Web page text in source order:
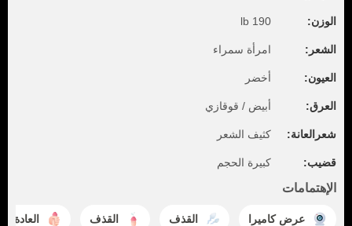
الوزن: 190 lb
الشعر: امرأة سمراء
العيون: أخضر
العرق: أبيض / قوقازي
شعرالعانة: كثيف الشعر
قضيب: كبيرة الحجم
الإهتمامات
عرض كاميرا القذف القذف العادة